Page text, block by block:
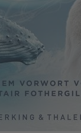
unserer
unserer